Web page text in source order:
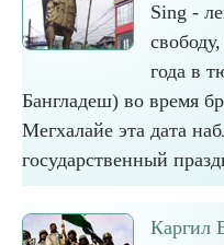
Sing -
года в
Бангладеш) во время
Мегхалайе эта дата
государственный
Каргил